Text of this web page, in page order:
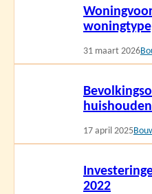
31 maart 2026
17 april 2025
2022